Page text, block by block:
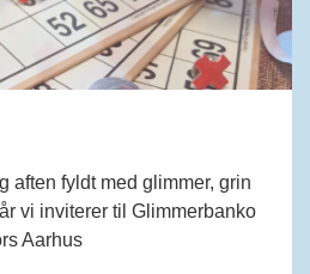
aften fyldt med glimmer, grin
vi inviterer til Glimmerbanko
Aarhus